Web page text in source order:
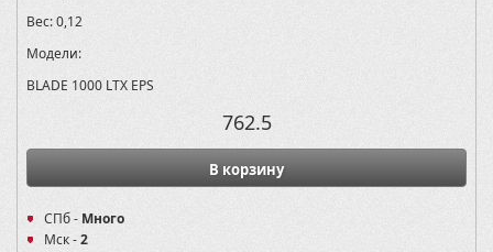
Вес:0,12
Модели:
BLADE 1000 LTX EPS
762.5
В корзину
СПб - Много
Мск -2